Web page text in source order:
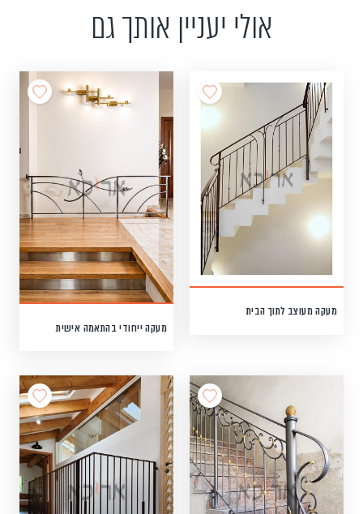
אולי יעניין אותך גם
מעקה מעוצב לתוך הבית
מעקה ייחודי בהתאמה אישית